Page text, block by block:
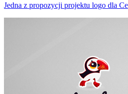
Jedna z propozycji projektu logo dla